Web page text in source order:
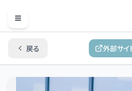
Open menu
戻る 外部サイ